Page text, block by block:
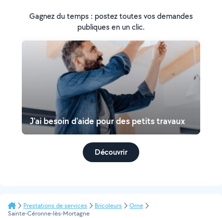
Gagnez du temps : postez toutes vos demandes
publiques en un clic.
J'ai besoin d'aide pour des petits travaux
Découvrir
Prestations de services Bricoleurs
Orne
Sainte-Céronne-lès-Mortagne